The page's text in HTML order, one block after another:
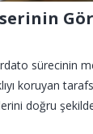
sürecinin
koruyan
doğru
açısından